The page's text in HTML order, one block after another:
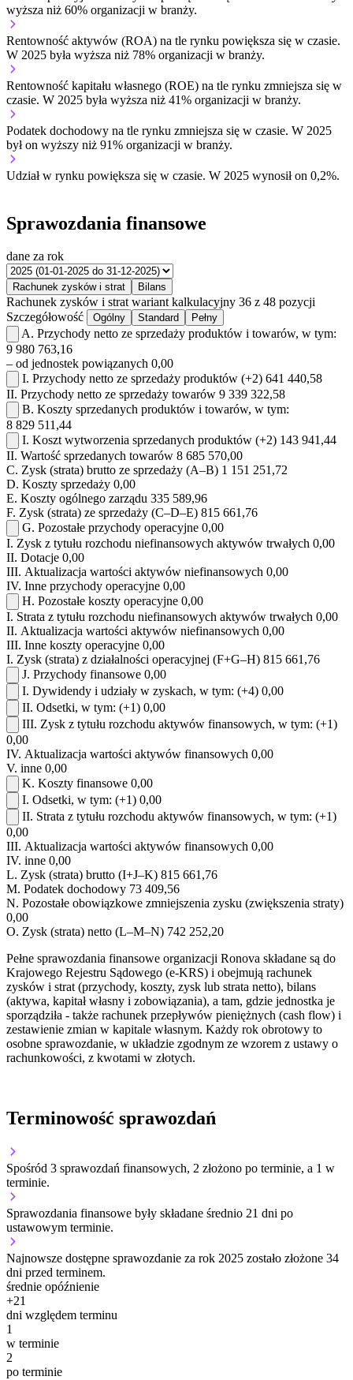
wyższa niż 60% organizacji w branży.
Rentowność aktywów (ROA) na tle rynku powiększa się w czasie.
W 2025 była wyższa niż 78% organizacji w branży.
Rentowność kapitału własnego (ROE) na tle rynku zmniejsza się w
czasie. W 2025 była wyższa niż 41% organizacji w branży.
Podatek dochodowy na tle rynku zmniejsza się w czasie. W 2025
był on wyższy niż 91% organizacji w branży.
Udział w rynku powiększa się w czasie. W 2025 wynosił on 0,2%.
Sprawozdania finansowe
dane za rok
Rachunek zysków i strat Bilans
Rachunek zysków i strat wariant kalkulacyjny 36 z 48 pozycji
Szczegółowość
Ogólny Standard Pełny
A. Przychody netto ze sprzedaży produktów i towarów, w tym:
9 980 763,16
– od jednostek powiązanych 0,00
I. Przychody netto ze sprzedaży produktów (+2) 641 440,58
II. Przychody netto ze sprzedaży towarów 9 339 322,58
B. Koszty sprzedanych produktów i towarów, w tym:
8 829 511,44
I. Koszt wytworzenia sprzedanych produktów (+2) 143 941,44
II. Wartość sprzedanych towarów 8 685 570,00
C. Zysk (strata) brutto ze sprzedaży (A–B) 1 151 251,72
D. Koszty sprzedaży 0,00
E. Koszty ogólnego zarządu 335 589,96
F. Zysk (strata) ze sprzedaży (C–D–E) 815 661,76
G. Pozostałe przychody operacyjne 0,00
I. Zysk z tytułu rozchodu niefinansowych aktywów trwałych 0,00
II. Dotacje 0,00
III. Aktualizacja wartości aktywów niefinansowych 0,00
IV. Inne przychody operacyjne 0,00
H. Pozostałe koszty operacyjne 0,00
I. Strata z tytułu rozchodu niefinansowych aktywów trwałych 0,00
II. Aktualizacja wartości aktywów niefinansowych 0,00
III. Inne koszty operacyjne 0,00
I. Zysk (strata) z działalności operacyjnej (F+G–H) 815 661,76
J. Przychody finansowe 0,00
I. Dywidendy i udziały w zyskach, w tym: (+4) 0,00
II. Odsetki, w tym: (+1) 0,00
III. Zysk z tytułu rozchodu aktywów finansowych, w tym: (+1)
0,00
IV. Aktualizacja wartości aktywów finansowych 0,00
V. inne 0,00
K. Koszty finansowe 0,00
I. Odsetki, w tym: (+1) 0,00
II. Strata z tytułu rozchodu aktywów finansowych, w tym: (+1)
0,00
III. Aktualizacja wartości aktywów finansowych 0,00
IV. inne 0,00
L. Zysk (strata) brutto (I+J–K) 815 661,76
M. Podatek dochodowy 73 409,56
N. Pozostałe obowiązkowe zmniejszenia zysku (zwiększenia straty)
0,00
O. Zysk (strata) netto (L–M–N) 742 252,20
Pełne sprawozdania finansowe organizacji Ronova składane są do
Krajowego Rejestru Sądowego (e-KRS) i obejmują rachunek
zysków i strat (przychody, koszty, zysk lub strata netto), bilans
(aktywa, kapitał własny i zobowiązania), a tam, gdzie jednostka je
sporządziła - także rachunek przepływów pieniężnych (cash flow) i
zestawienie zmian w kapitale własnym. Każdy rok obrotowy to
osobne sprawozdanie, w układzie zgodnym ze wzorem z ustawy o
rachunkowości, z kwotami w złotych.
Terminowość sprawozdań
Spośród 3 sprawozdań finansowych, 2 złożono po terminie, a 1 w
terminie.
Sprawozdania finansowe były składane średnio 21 dni po
ustawowym terminie.
Najnowsze dostępne sprawozdanie za rok 2025 zostało złożone 34
dni przed terminem.
średnie opóźnienie
+21
dni względem terminu
1
w terminie
2
po terminie